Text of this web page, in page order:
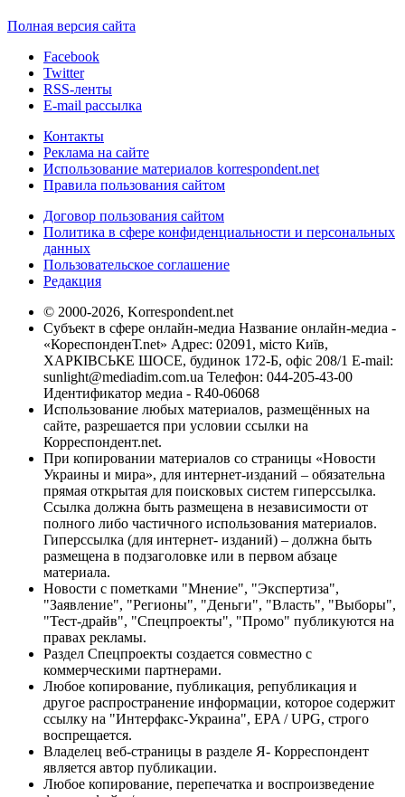
Полная версия сайта
Facebook
Twitter
RSS-ленты
E-mail рассылка
Контакты
Реклама на сайте
Использование материалов korrespondent.net
Правила пользования сайтом
Договор пользования сайтом
Политика в сфере конфиденциальности и персональных
данных
Пользовательское соглашение
Редакция
© 2000-2026, Korrespondent.net
Субъект в сфере онлайн-медиа Название онлайн-медиа -
«КореспонденТ.net» Адрес: 02091, місто Київ,
ХАРКІВСЬКЕ ШОСЕ, будинок 172-Б, офіс 208/1 E-mail:
sunlight@mediadim.com.ua Телефон: 044-205-43-00
Идентификатор медиа - R40-06068
Использование любых материалов, размещённых на
сайте, разрешается при условии ссылки на
Корреспондент.net.
При копировании материалов со страницы «Новости
Украины и мира», для интернет-изданий – обязательна
прямая открытая для поисковых систем гиперссылка.
Ссылка должна быть размещена в независимости от
полного либо частичного использования материалов.
Гиперссылка (для интернет- изданий) – должна быть
размещена в подзаголовке или в первом абзаце
материала.
Новости с пометками "Мнение", "Экспертиза",
"Заявление", "Регионы", "Деньги", "Власть", "Выборы",
"Тест-драйв", "Спецпроекты", "Промо" публикуются на
правах рекламы.
Раздел Спецпроекты создается совместно с
коммерческими партнерами.
Любое копирование, публикация, републикация и
другое распространение информации, которое содержит
ссылку на "Интерфакс-Украина", EPA / UPG, строго
воспрещается.
Владелец веб-страницы в разделе Я- Корреспондент
является автор публикации.
Любое копирование, перепечатка и воспроизведение